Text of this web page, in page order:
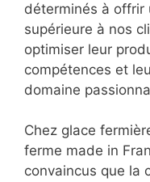
déterminés à offrir
supérieure à nos
optimiser leur
compétences et
domaine
Chez glace
ferme made in
convaincus que la